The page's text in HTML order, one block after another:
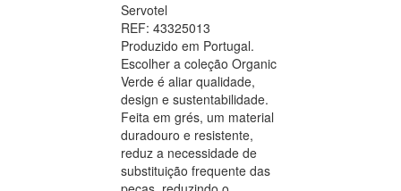
Servotel
REF: 43325013
Produzido em Portugal.
Escolher a coleção Organic
Verde é aliar qualidade,
design e sustentabilidade.
Feita em grés, um material
duradouro e resistente,
reduz a necessidade de
substituição frequente das